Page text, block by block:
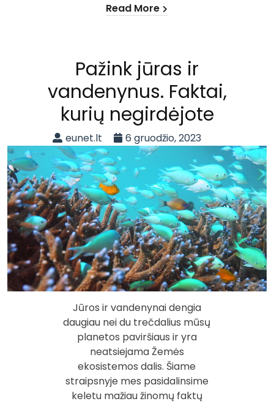
Read More
Pažink jūras ir
vandenynus. Faktai,
kurių negirdėjote
eunet.lt 6 gruodžio, 2023
Jūros ir vandenynai dengia
daugiau nei du trečdalius mūsų
planetos paviršiaus ir yra
neatsiejama Žemės
ekosistemos dalis. Šiame
straipsnyje mes pasidalinsime
keletu mažiau žinomų faktų